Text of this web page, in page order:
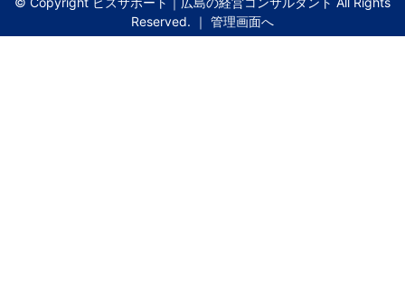
Reserved. ｜ 管理画面へ